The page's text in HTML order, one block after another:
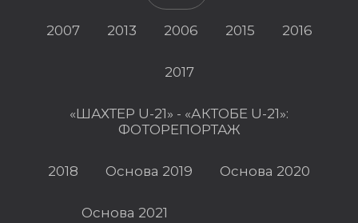
2007 2013 2006 2015 2016
2017
«ШАХТЕР U-21» - «АКТОБЕ U-21»:
ФОТОРЕПОРТАЖ
2018 Основа 2019 Основа 2020
Основа 2021